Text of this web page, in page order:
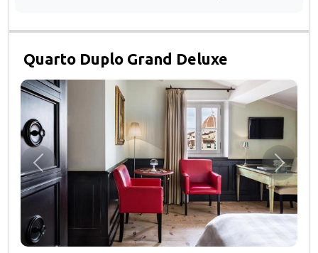
Quarto Duplo Grand Deluxe
Anterior